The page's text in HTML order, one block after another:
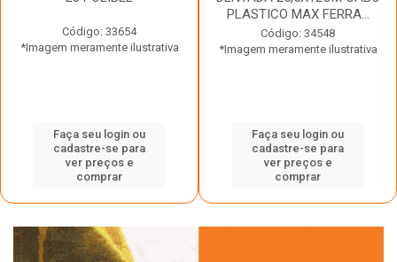
Código: 33654
*Imagem meramente ilustrativa
Faça seu login ou
cadastre-se para
ver preços e
comprar
PLASTICO MAX FERRA...
Código: 34548
*Imagem meramente ilustrativa
Faça seu login ou
cadastre-se para
ver preços e
comprar